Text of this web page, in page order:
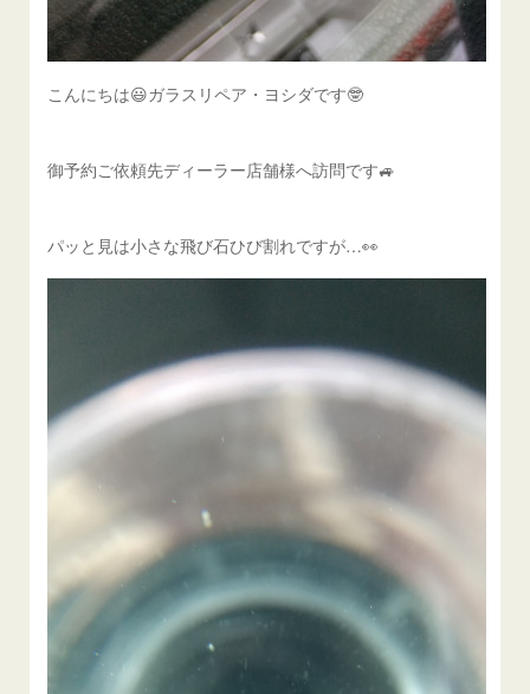
こんにちは😃ガラスリペア・ヨシダです🤓
御予約ご依頼先ディーラー店舗様へ訪問です🚙
パッと見は小さな飛び石ひび割れですが…👀